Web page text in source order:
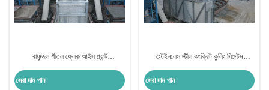
বায়ু/জল শীতল ফ্লেক আইস প্ল্যান্ট
সেরা দাম পান
স্টেইনলেস স্টীল কংক্রিট কুলিং সিস্টেম
সেরা দাম পান